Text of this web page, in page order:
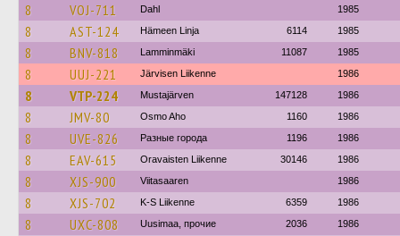
8 VOJ-711 Dahl 1985
8 AST-124 Hämeen Linja 6114 1985
8 BNV-818 Lamminmäki 11087 1985
8 UUJ-221 Järvisen Liikenne 1986
8 VTP-224 Mustajärven 147128 1986
8 JMV-80 Osmo Aho 1160 1986
8 UVE-826 Разные города 1196 1986
8 EAV-615 Oravaisten Liikenne 30146 1986
8 XJS-900 Viitasaaren 1986
8 XJS-702 K-S Liikenne 6359 1986
8 UXC-808 Uusimaa, прочие 2036 1986